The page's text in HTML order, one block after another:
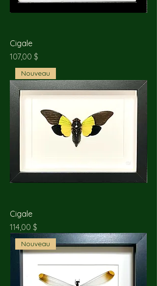
Cigale
Prix
107,00 $
Nouveau
Cigale
Prix
114,00 $
Nouveau